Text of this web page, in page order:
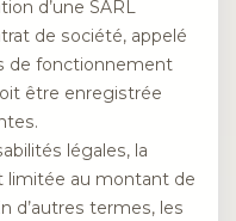
d’une SARL
de société, appelé
de fonctionnement
être enregistrée
légales, la
limitée au montant de
d’autres termes, les